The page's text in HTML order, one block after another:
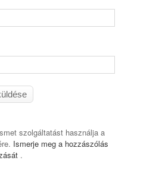
szolgáltatást használja a
Ismerje meg a hozzászólás
.